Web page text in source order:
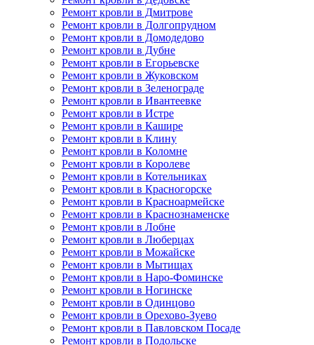
Ремонт кровли в Дмитрове
Ремонт кровли в Долгопрудном
Ремонт кровли в Домодедово
Ремонт кровли в Дубне
Ремонт кровли в Егорьевске
Ремонт кровли в Жуковском
Ремонт кровли в Зеленограде
Ремонт кровли в Ивантеевке
Ремонт кровли в Истре
Ремонт кровли в Кашире
Ремонт кровли в Клину
Ремонт кровли в Коломне
Ремонт кровли в Королеве
Ремонт кровли в Котельниках
Ремонт кровли в Красногорске
Ремонт кровли в Красноармейске
Ремонт кровли в Краснознаменске
Ремонт кровли в Лобне
Ремонт кровли в Люберцах
Ремонт кровли в Можайске
Ремонт кровли в Мытищах
Ремонт кровли в Наро-Фоминске
Ремонт кровли в Ногинске
Ремонт кровли в Одинцово
Ремонт кровли в Орехово-Зуево
Ремонт кровли в Павловском Посаде
Ремонт кровли в Подольске